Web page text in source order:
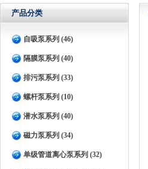
产品分类
自吸泵系列 (46)
隔膜泵系列 (40)
排污泵系列 (33)
螺杆泵系列 (10)
潜水泵系列 (40)
磁力泵系列 (34)
单级管道离心泵系列 (32)